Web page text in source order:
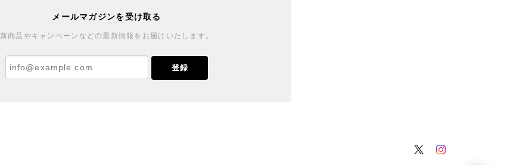
メールマガジンを受け取る
新商品やキャンペーンなどの最新情報をお届けいたします。
登録